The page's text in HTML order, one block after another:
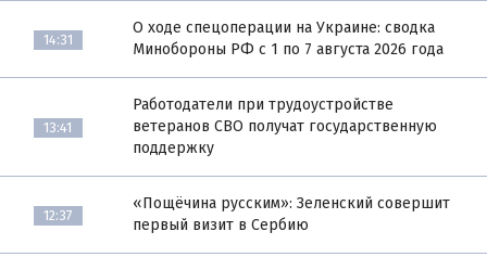
14:31
О ходе спецоперации на Украине: сводка
Минобороны РФ с 1 по 7 августа 2026 года
13:41
Работодатели при трудоустройстве
ветеранов СВО получат государственную
поддержку
12:37
«Пощёчина русским»: Зеленский совершит
первый визит в Сербию